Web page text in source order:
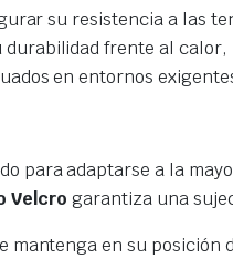
su resistencia a las
frente al
en entornos
para adaptarse a la
Velcro garantiza una
en su